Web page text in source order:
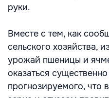
руки.
Вместе с тем, как
сельского хозяйства,
урожай пшеницы и
оказаться
прогнозируемого, что